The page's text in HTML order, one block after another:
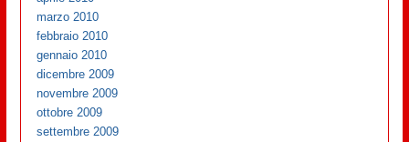
marzo 2010
febbraio 2010
gennaio 2010
dicembre 2009
novembre 2009
ottobre 2009
settembre 2009